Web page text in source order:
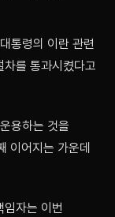
통령의 이란 관련
를 통과시켰다고
용하는 것을
이어지는 가운데
자는 이번